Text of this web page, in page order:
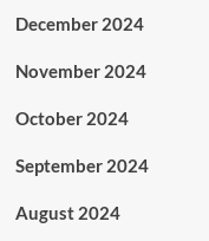
December 2024
November 2024
October 2024
September 2024
August 2024